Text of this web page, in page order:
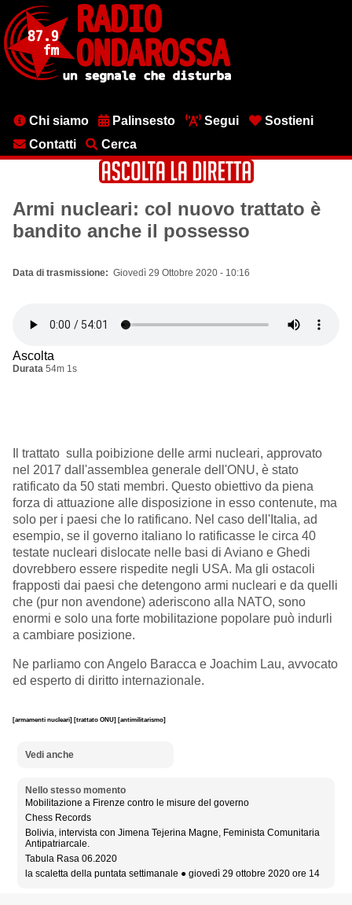
contenuto
principale
MenuChi siamo Palinsesto Segui
Sostieni
Contatti
Cerca
Armi nucleari: col nuovo trattato è
bandito anche il possesso
Data di trasmissione Giovedì 29 Ottobre 2020 - 10:16
Ascolta
Durata 54m 1s
Il trattato sulla poibizione delle armi nucleari, approvato
nel 2017 dall'assemblea generale dell'ONU, è stato
ratificato da 50 stati membri. Questo obiettivo da piena
forza di attuazione alle disposizione in esso contenute, ma
solo per i paesi che lo ratificano. Nel caso dell'Italia, ad
esempio, se il governo italiano lo ratificasse le circa 40
testate nucleari dislocate nelle basi di Aviano e Ghedi
dovrebbero essere rispedite negli USA. Ma gli ostacoli
frapposti dai paesi che detengono armi nucleari e da quelli
che (pur non avendone) aderiscono alla NATO, sono
enormi e solo una forte mobilitazione popolare può indurli
a cambiare posizione.
Ne parliamo con Angelo Baracca e Joachim Lau, avvocato
ed esperto di diritto internazionale.
[armamenti nucleari] [trattato ONU] [antimilitarismo]
Vedi anche
Nello stesso momento
Mobilitazione a Firenze contro le misure del governo
Chess Records
Bolivia, intervista con Jimena Tejerina Magne, Feminista Comunitaria
Antipatriarcale.
Tabula Rasa 06.2020
la scaletta della puntata settimanale ● giovedì 29 ottobre 2020 ore 14